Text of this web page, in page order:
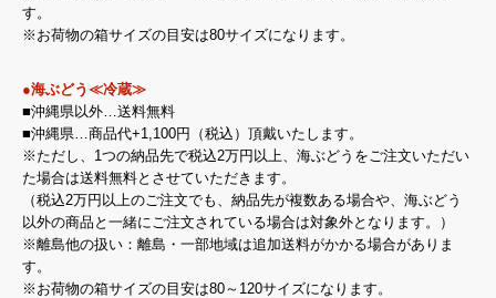
す。
※お荷物の箱サイズの目安は80サイズになります。
●海ぶどう≪冷蔵≫
■沖縄県以外…送料無料
■沖縄県…商品代+1,100円（税込）頂戴いたします。
※ただし、1つの納品先で税込2万円以上、海ぶどうをご注文いただい
た場合は送料無料とさせていただきます。
（税込2万円以上のご注文でも、納品先が複数ある場合や、海ぶどう
以外の商品と一緒にご注文されている場合は対象外となります。）
※離島他の扱い：離島・一部地域は追加送料がかかる場合がありま
す。
※お荷物の箱サイズの目安は80～120サイズになります。